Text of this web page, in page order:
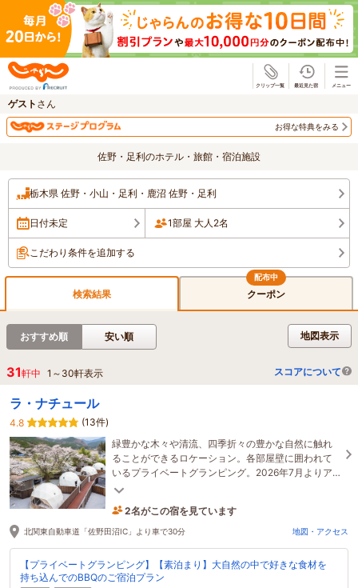
ゲスト さん
お得な特典をみる
佐野・足利のホテル・旅館・宿泊施設
栃木県 佐野・小山・足利・鹿沼 佐野・足利
日付未定 1部屋 大人2名
こだわり条件を追加する
検索結果 クーポン
地図表示
おすすめ順 安い順
31軒中 1 ～ 30軒表示 スコアについて
ラ・ナチュール
4.8
(13件)
緑豊かな木々や清流、四季折々の豊かな自然に触れ
ることができるロケーション。各部屋壁に囲われて
いるプライベートグランピング。2026年7月よりア
ルコールも飲み放題付きのオールインクルーシブ。
2名がこの宿を見ています
北関東自動車道「佐野田沼IC」より車で30分 地図・アクセス
【プライベートグランピング】【素泊まり】大自然の中で好きな食材を
持ち込んでのBBQのご宿泊プラン